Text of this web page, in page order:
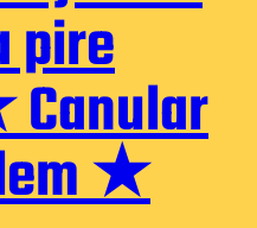
pire
★